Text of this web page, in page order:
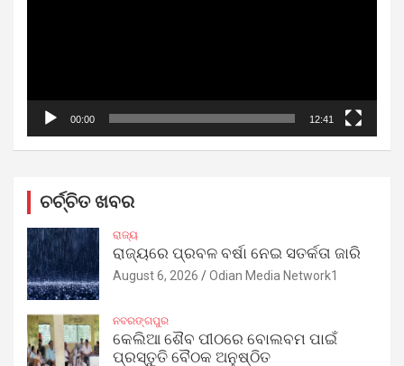
00:00 12:41
ଚର୍ଚ୍ଚିତ ଖବର
ରାଜ୍ୟ
ରାଜ୍ୟରେ ପ୍ରବଳ ବର୍ଷା ନେଇ ସତର୍କତା ଜାରି
August 6, 2026 Odian Media Network1
ନବରଙ୍ଗପୁର
କେଲିଆ ଶୈବ ପୀଠରେ ବୋଲବମ ପାଇଁ
ପ୍ରସ୍ତୁତି ବୈଠକ ଅନୁଷ୍ଠିତ